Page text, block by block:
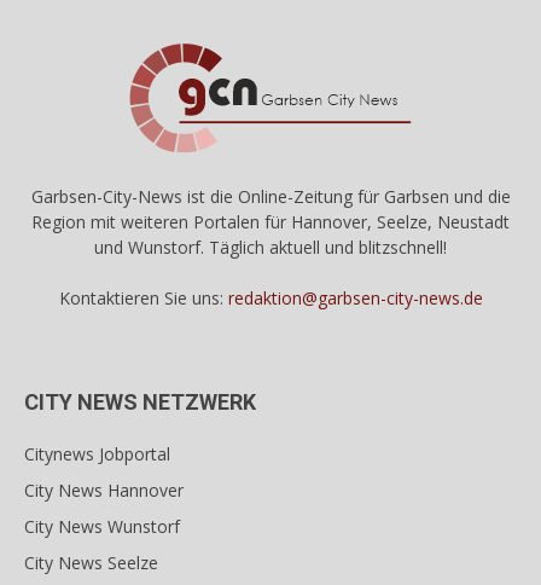
Garbsen-City-News ist die Online-Zeitung für Garbsen und die
Region mit weiteren Portalen für Hannover, Seelze, Neustadt
und Wunstorf. Täglich aktuell und blitzschnell!
Kontaktieren Sie uns: redaktion@garbsen-city-news.de
CITY NEWS NETZWERK
Citynews Jobportal
City News Hannover
City News Wunstorf
City News Seelze